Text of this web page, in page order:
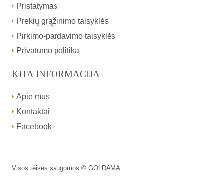
Pristatymas
Prekių grąžinimo taisyklės
Pirkimo-pardavimo taisyklės
Privatumo politika
KITA INFORMACIJA
Apie mus
Kontaktai
Facebook
Visos teisės saugomos © GOLDAMA